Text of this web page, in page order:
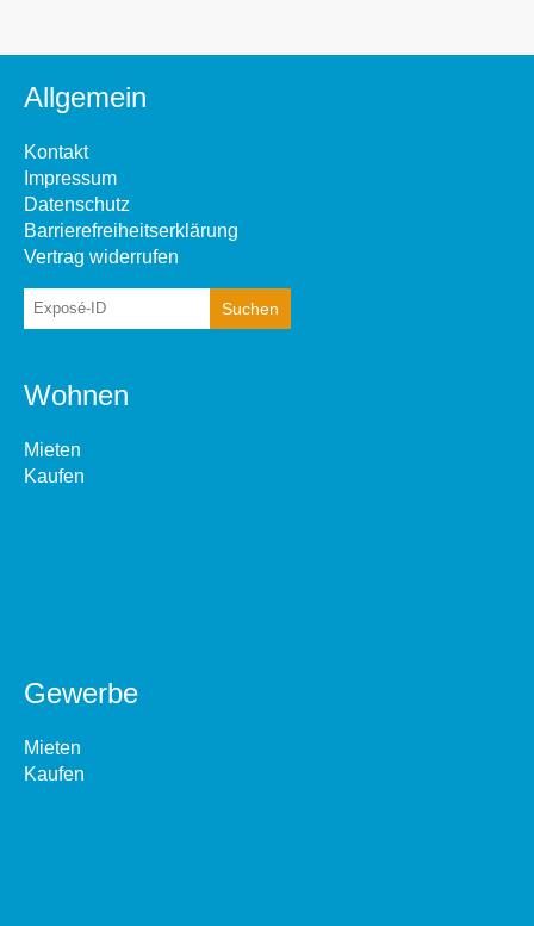
Allgemein
Kontakt
Impressum
Datenschutz
Barrierefreiheitserklärung
Vertrag widerrufen
Wohnen
Mieten
Kaufen
Gewerbe
Mieten
Kaufen